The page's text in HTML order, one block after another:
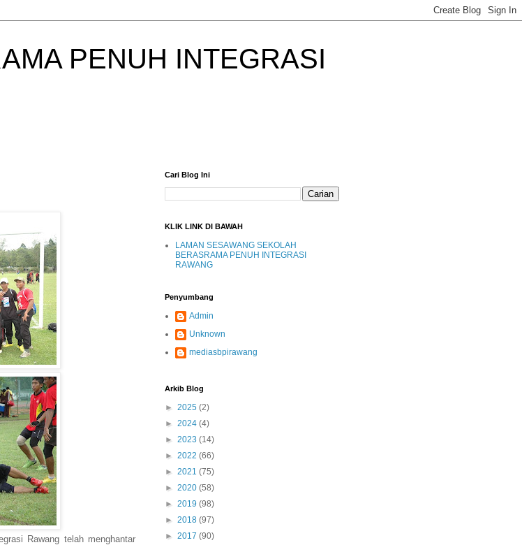
PENUH INTEGRASI
Rawang telah menghantar
Cari Blog Ini
KLIK LINK DI BAWAH
LAMAN SESAWANG SEKOLAH
BERASRAMA PENUH INTEGRASI
RAWANG
Penyumbang
Admin
Unknown
mediasbpirawang
Arkib Blog
► 2025 (2)
► 2024 (4)
► 2023 (14)
► 2022 (66)
► 2021 (75)
► 2020 (58)
► 2019 (98)
► 2018 (97)
► 2017 (90)